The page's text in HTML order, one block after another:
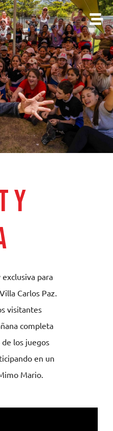
y
para
Carlos Paz.
visitantes
completa
los juegos
en un
Mario.